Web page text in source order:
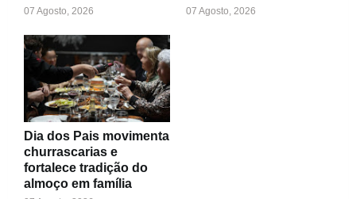
07 Agosto, 2026 07 Agosto, 2026
Dia dos Pais movimenta
churrascarias e
fortalece tradição do
almoço em família